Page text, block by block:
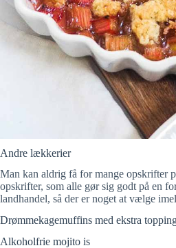
Andre lækkerier
Man kan aldrig få for mange opskrifter
opskrifter, som alle gør sig godt på en
landhandel, så der er noget at vælge
Drømmekagemuffins med ekstra
Alkoholfrie mojito is